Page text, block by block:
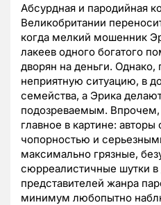
Абсурдная и пародийная
Великобритании
когда мелкий мошенник
лакеев одного богатого
дворян на деньги. Однако,
неприятную ситуацию, в
семейства, а Эрика
подозреваемым.
главное в картине:
чопорностью и
максимально грязные,
сюрреалистичные шутки в
представителей жанра
минимум любопытно